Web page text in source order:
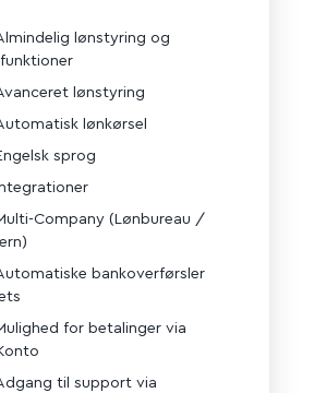
lønstyring og
lønstyring
lønkørsel
sprog
Company (Lønbureau /
bankoverførsler
for betalinger via
til support via